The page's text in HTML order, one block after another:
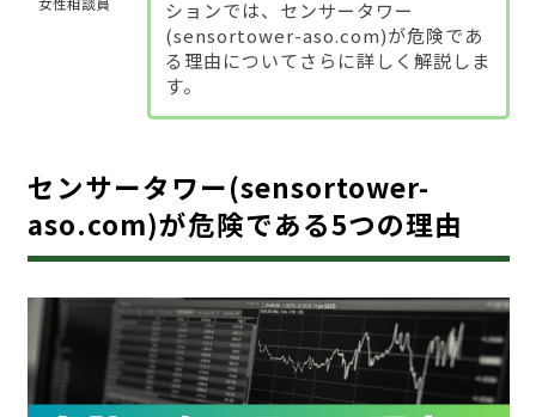
ションでは、センサータワー
(sensortower-aso.com)が危険であ
る理由についてさらに詳しく解説しま
す。
センサータワー(sensortower-
aso.com)が危険である5つの理由